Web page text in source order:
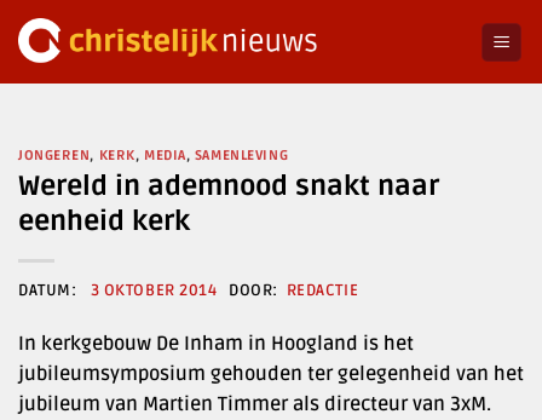
naar
JONGEREN, KERK, MEDIA, SAMENLEVING
Wereld in ademnood snakt naar
eenheid kerk
3 OKTOBER 2014 REDACTIE
In kerkgebouw De Inham in Hoogland is het
jubileumsymposium gehouden ter gelegenheid van het
jubileum van Martien Timmer als directeur van 3xM.